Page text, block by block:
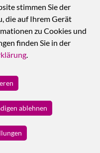
ermöglicht
-Modul für
eine genaue
der täglich
Dank
jeder
stimmen Sie der
die auf Ihrem Gerät
zu Cookies und
finden Sie in der
.
ablehnen